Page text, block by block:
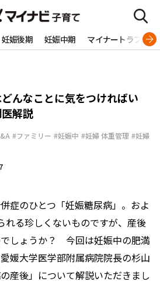
妊娠後期 妊娠中期 マイナートラブル
んなことに気をつければい
解説
#ファミリー #妊娠中 #妊婦 体重管理 #妊婦
症のひとつ「妊娠糖尿病」。およ
れる珍しくないものですが、産後
しょうか？ 今回は妊娠中の肥満
媛大学医学部附属病院院長の杉山
産後」について解説いただきまし